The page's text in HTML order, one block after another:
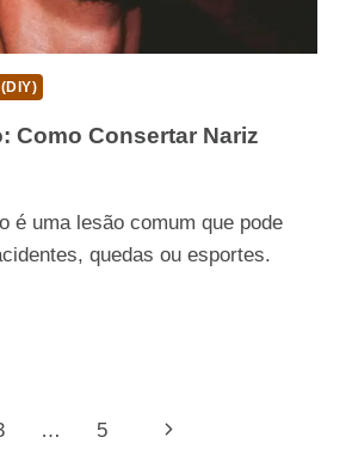
Como Consertar Nariz
é uma lesão comum que pode
quedas ou esportes.
… 5
Página